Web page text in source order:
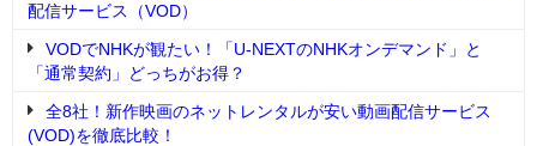
配信サービス（VOD）
VODでNHKが観たい！「U-NEXTのNHKオンデマンド」と
「通常契約」どっちがお得？
全8社！新作映画のネットレンタルが安い動画配信サービス
(VOD)を徹底比較！